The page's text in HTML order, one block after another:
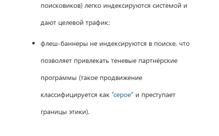
поисковиков) легко индексируются системой и
дают целевой трафик;
флеш-баннеры не индексируются в поиске, что
позволяет привлекать теневые партнёрские
программы (такое продвижение
классифицируется как “серое” и преступает
границы этики).